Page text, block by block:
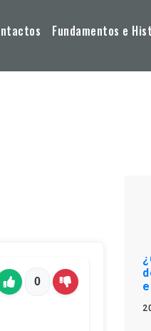
Fundamentos e
0